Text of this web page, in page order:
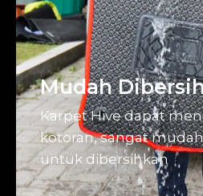
Mudah
Karpet Hive dapat
kotoran, sangat
untuk dibersihkan